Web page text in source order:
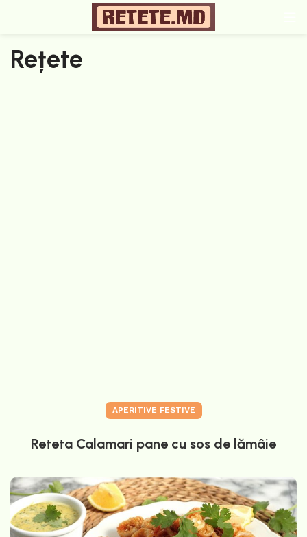
Rețete
APERITIVE FESTIVE
Reteta Calamari pane cu sos de lămâie